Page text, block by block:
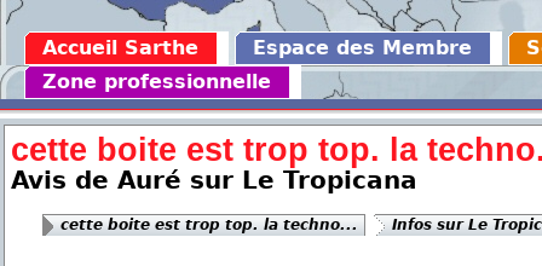
Accueil Sarthe Espace des Membre
Zone professionnelle
cette boite est trop top. la
Avis de Auré sur Le Tropicana
cette boite est trop top. la techno... Infos sur Le